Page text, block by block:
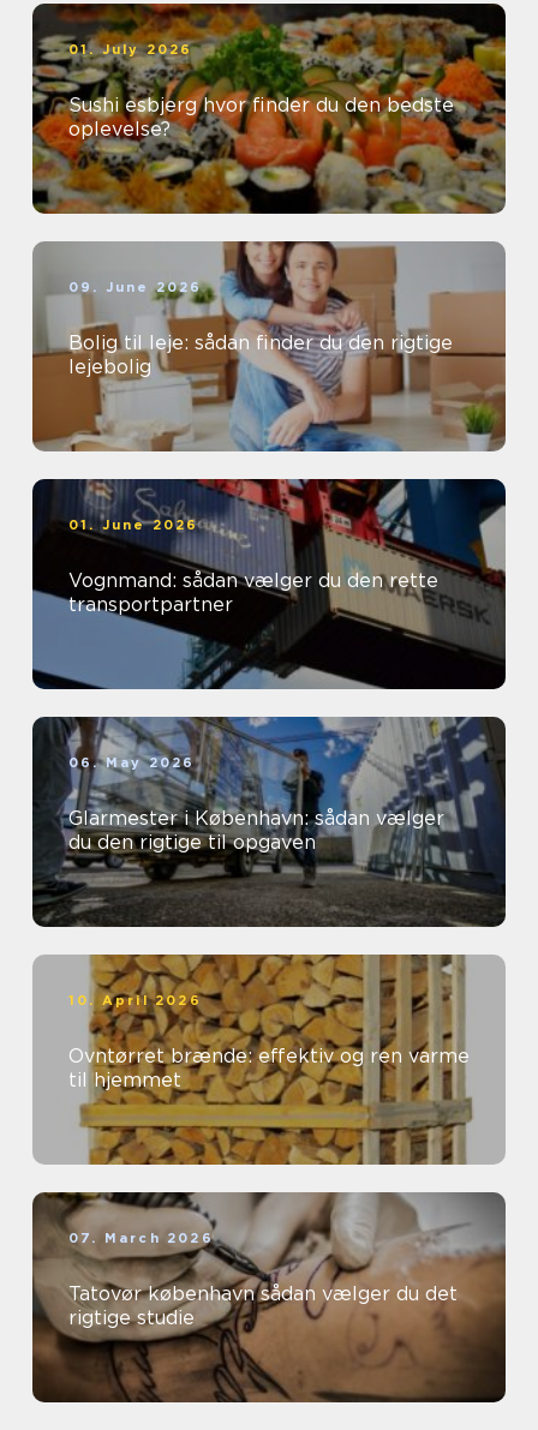
01. July 2026
Sushi esbjerg hvor finder du den bedste
oplevelse?
09. June 2026
Bolig til leje: sådan finder du den rigtige
lejebolig
01. June 2026
Vognmand: sådan vælger du den rette
transportpartner
06. May 2026
Glarmester i København: sådan vælger
du den rigtige til opgaven
10. April 2026
Ovntørret brænde: effektiv og ren varme
til hjemmet
07. March 2026
Tatovør københavn sådan vælger du det
rigtige studie